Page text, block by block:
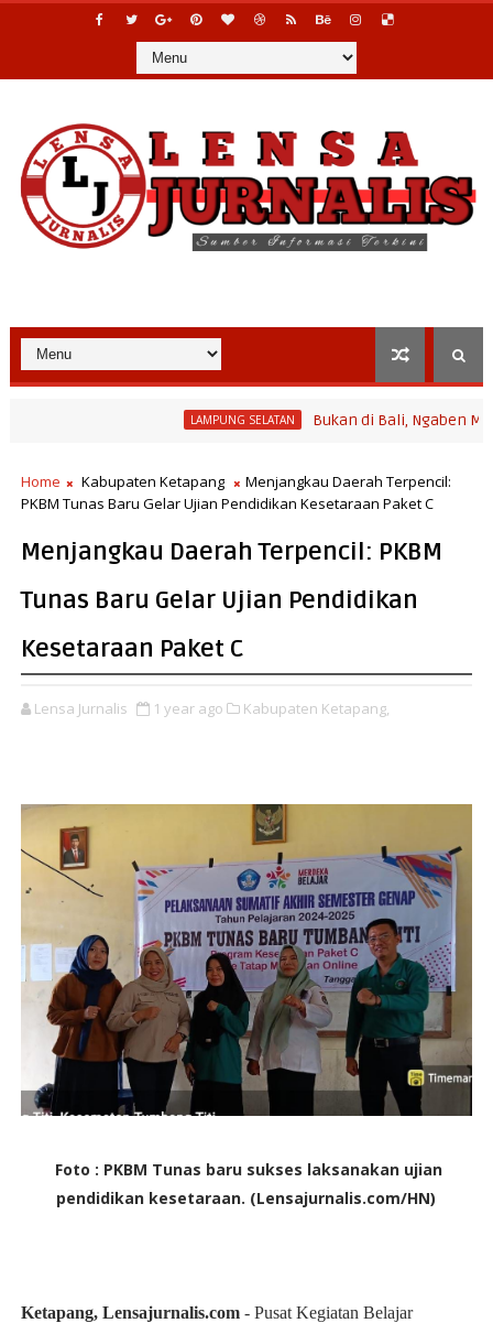
LAMPUNG SELATAN Bukan di Bali, Ngaben Massal
Home Kabupaten Ketapang
Menjangkau Daerah Terpencil:
PKBM Tunas Baru Gelar Ujian Pendidikan Kesetaraan Paket C
Menjangkau Daerah Terpencil: PKBM
Tunas Baru Gelar Ujian Pendidikan
Kesetaraan Paket C
Lensa Jurnalis 1 year ago Kabupaten Ketapang,
Foto : PKBM Tunas baru sukses laksanakan ujian
pendidikan kesetaraan. (Lensajurnalis.com/HN)
Ketapang, Lensajurnalis.com- Pusat Kegiatan Belajar